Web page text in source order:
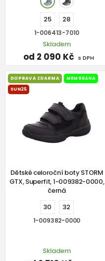
25 28
1-006413-7010
Skladem
od 2 090 Kč s DPH
DOPRAVA ZDARMA
MEMBRÁNA
SUN25
Dětské celoroční boty STORM
GTX, Superfit, 1-009382-0000,
černá
30
32
1-009382-0000
Skladem